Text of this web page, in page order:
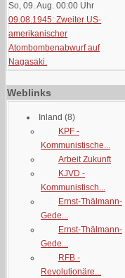
So, 09. Aug. 00:00 Uhr
09.08.1945: Zweiter US-
amerikanischer
Atombombenabwurf auf
Nagasaki.
Weblinks
Inland (8)
KPF -
Kommunistische...
Arbeit Zukunft
KJVD -
Kommunistisch...
Ernst-Thälmann-
Gede...
Ernst-Thälmann-
Gede...
RFB -
Revolutionäre...